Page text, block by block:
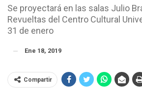
Se proyectará en las salas Julio
Revueltas del Centro Cultural
31 de enero
Ene 18, 2019
Compartir